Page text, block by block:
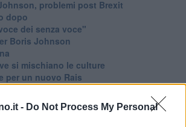
- Do Not Process My Personal
problemi post Brexit
dopo
dei senza voce"
Boris Johnson
si mischiano le culture
per un nuovo Rais
palestinese ignorata dal G20
sfidare l'Occidente
e guerra civile